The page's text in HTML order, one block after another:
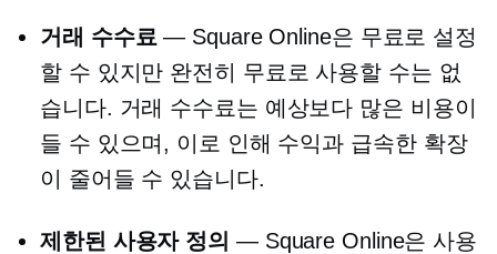
거래 수수료 — Square Online은 무료로 설정
할 수 있지만 완전히 무료로 사용할 수는 없
습니다. 거래 수수료는 예상보다 많은 비용이
들 수 있으며, 이로 인해 수익과 급속한 확장
이 줄어들 수 있습니다.
제한된 사용자 정의 — Square Online은 사용